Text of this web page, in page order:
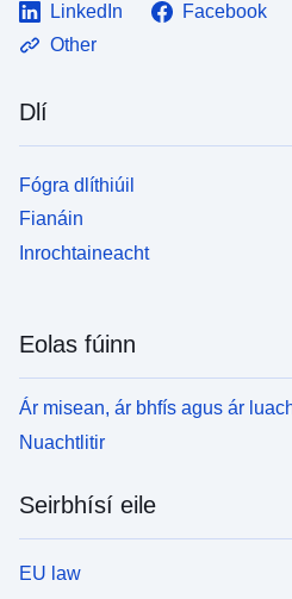
LinkedIn Facebook
Other
Dlí
Fógra dlíthiúil
Fianáin
Inrochtaineacht
Eolas fúinn
Ár misean, ár bhfís agus ár
Nuachtlitir
Seirbhísí eile
EU law